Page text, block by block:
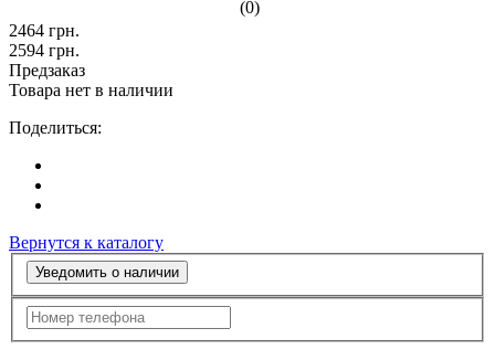
(0)
2464 грн.
2594 грн.
Предзаказ
Товара нет в наличии
Поделиться:
Вернутся к каталогу
Уведомить о наличии